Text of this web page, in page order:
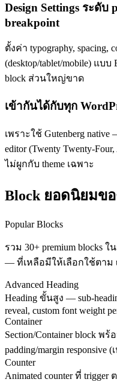
Design Settings ระดับ
breakpoint
ตั้งค่า typography, spacing,
(desktop/tablet/mobile) แบ
block ส่วนใหญ่ขาด
เข้ากันได้กับทุก
เพราะใช้ Gutenberg
editor (Twenty Twenty-Four,
ไม่ผูกกับ theme เฉพาะ
Block ยอดนิยมขอ
Popular Blocks
รวม 30+ premium blocks
— ที่เหลือมีให้เลือกใช้ตาม
Advanced Heading
Heading ขั้นสูง — sub-
reveal, custom font weight
Container
Section/Container block พร้
padding/margin responsive
Counter
Animated counter ที่